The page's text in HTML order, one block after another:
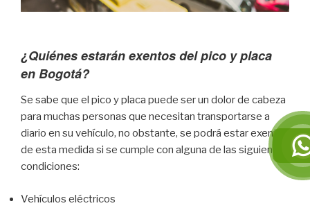
¿Quiénes estarán exentos del pico y placa
en Bogotá?
Se sabe que el pico y placa puede ser un dolor de cabeza
para muchas personas que necesitan transportarse a
diario en su vehículo, no obstante, se podrá estar exento
de esta medida si se cumple con alguna de las siguientes
condiciones:
Vehículos eléctricos